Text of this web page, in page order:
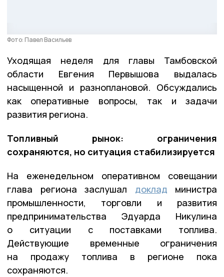
Фото: Павел Васильев
Уходящая неделя для главы Тамбовской
области Евгения Первышова выдалась
насыщенной и разноплановой. Обсуждались
как оперативные вопросы, так и задачи
развития региона.
Топливный рынок: ограничения
сохраняются, но ситуация стабилизируется
На еженедельном оперативном совещании
глава региона заслушал доклад министра
промышленности, торговли и развития
предпринимательства Эдуарда Никулина
о ситуации с поставками топлива.
Действующие временные ограничения
на продажу топлива в регионе пока
сохраняются.